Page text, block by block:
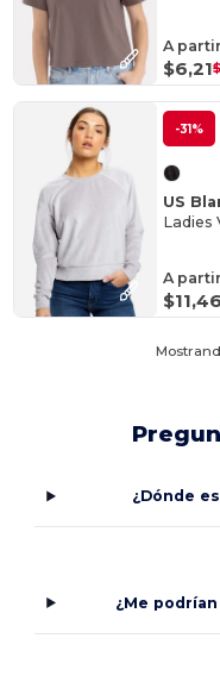
A
$6,21
-31%
US
Ladies
A
¿Dónde
¿Me